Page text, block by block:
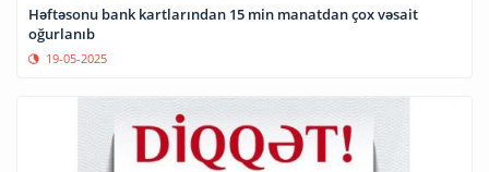
Həftəsonu bank kartlarından 15 min manatdan çox vəsait
oğurlanıb
19-05-2025